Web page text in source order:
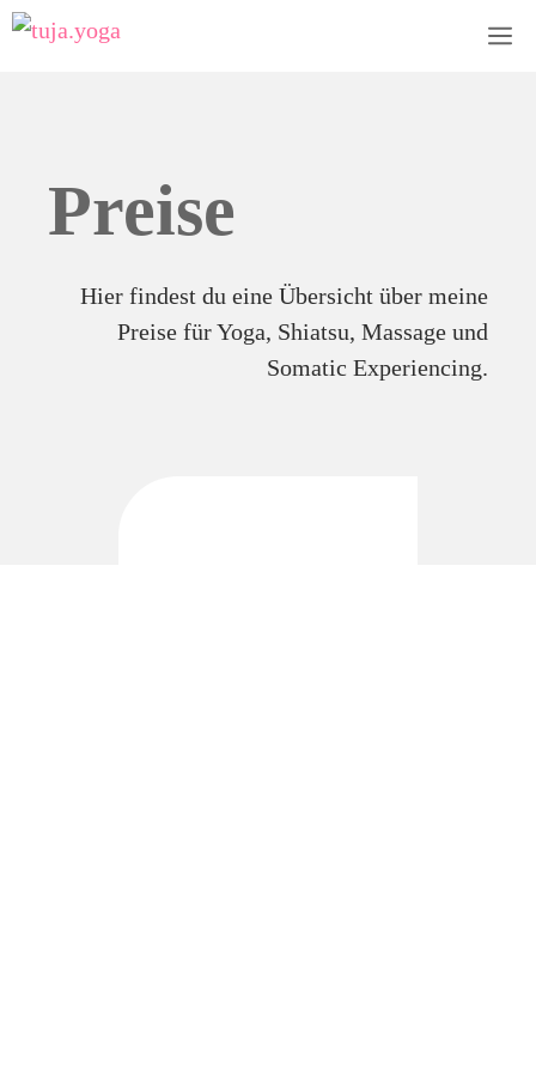
Zum
Preise
Hier findest du eine Übersicht über meine
Preise für Yoga, Shiatsu, Massage und
Somatic Experiencing.